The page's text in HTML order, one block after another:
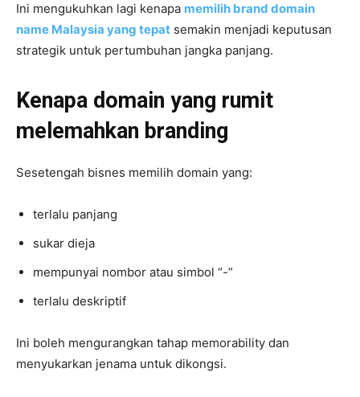
Ini mengukuhkan lagi kenapa memilih brand domain
name Malaysia yang tepat semakin menjadi keputusan
strategik untuk pertumbuhan jangka panjang.
Kenapa domain yang rumit
melemahkan branding
Sesetengah bisnes memilih domain yang:
terlalu panjang
sukar dieja
mempunyai nombor atau simbol “-”
terlalu deskriptif
Ini boleh mengurangkan tahap memorability dan
menyukarkan jenama untuk dikongsi.